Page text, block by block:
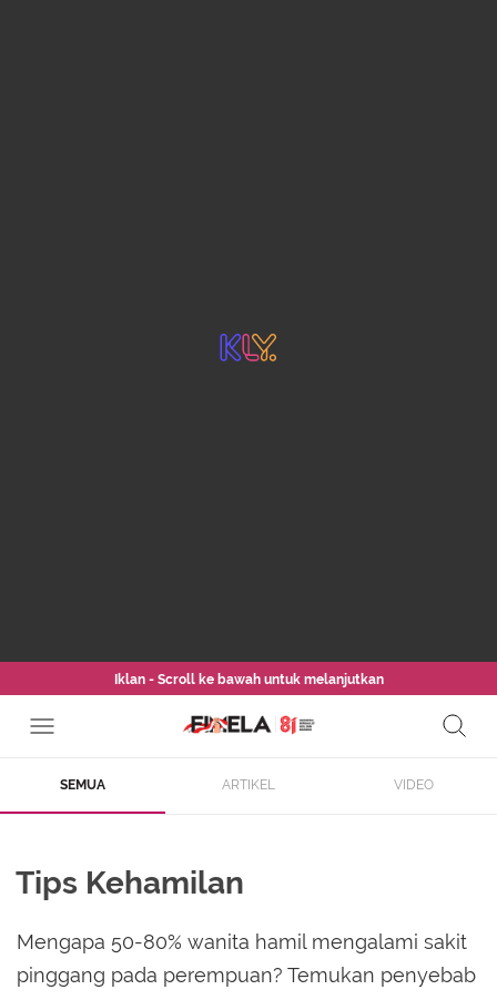
Iklan - Scroll ke bawah untuk melanjutkan
SEMUA ARTIKEL VIDEO
Tips Kehamilan
Mengapa 50-80% wanita hamil mengalami sakit
pinggang pada perempuan? Temukan penyebab